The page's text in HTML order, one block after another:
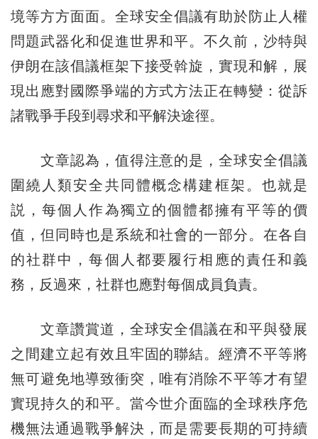
境等方方面面。全球安全倡議有助於防止人權
問題武器化和促進世界和平。不久前，沙特與
伊朗在該倡議框架下接受斡旋，實現和解，展
現出應對國際爭端的方式方法正在轉變：從訴
諸戰爭手段到尋求和平解決途徑。
文章認為，值得注意的是，全球安全倡議
圍繞人類安全共同體概念構建框架。也就是
説，每個人作為獨立的個體都擁有平等的價
值，但同時也是系統和社會的一部分。在各自
的社群中，每個人都要履行相應的責任和義
務，反過來，社群也應對每個成員負責。
文章讚賞道，全球安全倡議在和平與發展
之間建立起有效且牢固的聯結。經濟不平等將
無可避免地導致衝突，唯有消除不平等才有望
實現持久的和平。當今世介面臨的全球秩序危
機無法通過戰爭解決，而是需要長期的可持續